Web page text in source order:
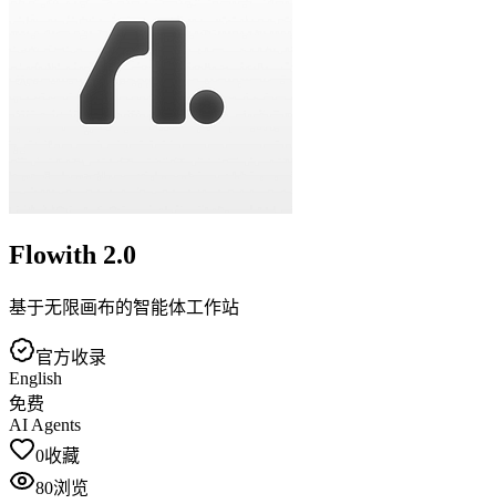
Flowith 2.0
基于无限画布的智能体工作站
官方收录
English
免费
AI Agents
0收藏
80浏览